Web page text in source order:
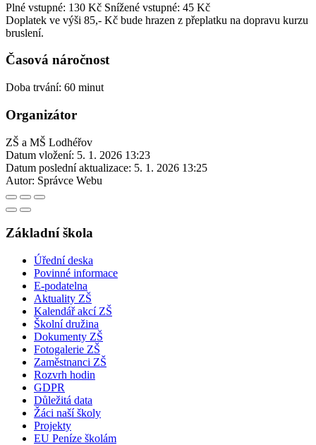
Plné vstupné: 130 Kč Snížené vstupné: 45 Kč
Doplatek ve výši 85,- Kč bude hrazen z přeplatku na dopravu kurzu
bruslení.
Časová náročnost
Doba trvání: 60 minut
Organizátor
ZŠ a MŠ Lodhéřov
Datum vložení: 5. 1. 2026 13:23
Datum poslední aktualizace: 5. 1. 2026 13:25
Autor: Správce Webu
Základní škola
Úřední deska
Povinné informace
E-podatelna
Aktuality ZŠ
Kalendář akcí ZŠ
Školní družina
Dokumenty ZŠ
Fotogalerie ZŠ
Zaměstnanci ZŠ
Rozvrh hodin
GDPR
Důležitá data
Žáci naší školy
Projekty
EU Peníze školám